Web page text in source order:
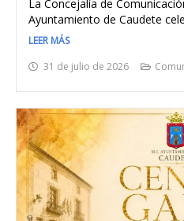
La Concejalía de
Ayuntamiento de Caudete
LEER MÁS
31 de julio de 2026